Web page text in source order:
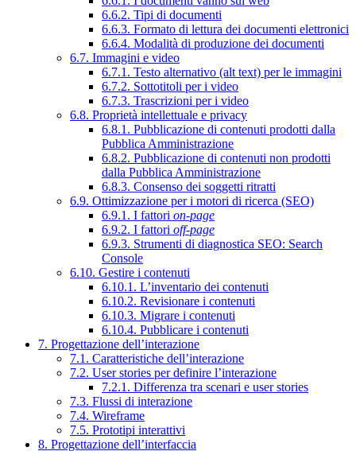
6.6.2. Tipi di documenti
6.6.3. Formato di lettura dei documenti elettronici
6.6.4. Modalità di produzione dei documenti
6.7. Immagini e video
6.7.1. Testo alternativo (alt text) per le immagini
6.7.2. Sottotitoli per i video
6.7.3. Trascrizioni per i video
6.8. Proprietà intellettuale e privacy
6.8.1. Pubblicazione di contenuti prodotti dalla
Pubblica Amministrazione
6.8.2. Pubblicazione di contenuti non prodotti
dalla Pubblica Amministrazione
6.8.3. Consenso dei soggetti ritratti
6.9. Ottimizzazione per i motori di ricerca (SEO)
6.9.1. I fattori on-page
6.9.2. I fattori off-page
6.9.3. Strumenti di diagnostica SEO: Search
Console
6.10. Gestire i contenuti
6.10.1. L’inventario dei contenuti
6.10.2. Revisionare i contenuti
6.10.3. Migrare i contenuti
6.10.4. Pubblicare i contenuti
7. Progettazione dell’interazione
7.1. Caratteristiche dell’interazione
7.2. User stories per definire l’interazione
7.2.1. Differenza tra scenari e user stories
7.3. Flussi di interazione
7.4. Wireframe
7.5. Prototipi interattivi
8. Progettazione dell’interfaccia